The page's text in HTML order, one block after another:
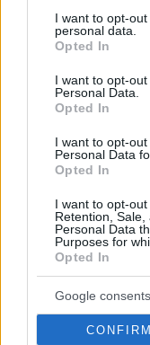
not limited to your
grant or deny
use your data for
consent section.
I want to opt-
personal data.
Opted In
I want to opt-
Personal Data.
Opted In
I want to opt-
Personal Data
Opted In
I want to opt-out
Retention,
Personal Data
Purposes for
Opted In
Google consents
CONFIRM
terminó su larga
encuentro con 5
El actual director
Jankunas, sigue
historia de la
cuarta posición,
superado porJan
propio Kyle Hines en
Según el
EuroLeague,“[Kyle]
disputados, 405,
puntos realizados
cuarto en Índice de
décimo en robos (280)”